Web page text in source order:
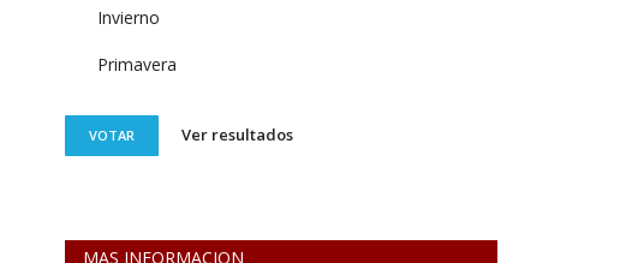
Invierno
Primavera
VOTAR Ver resultados
MAS INFORMACION